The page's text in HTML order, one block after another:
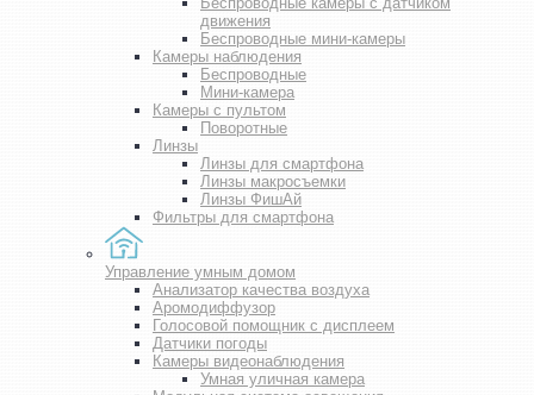
движения
Беспроводные мини-камеры
Камеры наблюдения
Беспроводные
Мини-камера
Камеры с пультом
Поворотные
Линзы
Линзы для смартфона
Линзы макросъемки
Линзы ФишАй
Фильтры для смартфона
Управление умным домом
Анализатор качества воздуха
Аромодиффузор
Голосовой помощник с дисплеем
Датчики погоды
Камеры видеонаблюдения
Умная уличная камера